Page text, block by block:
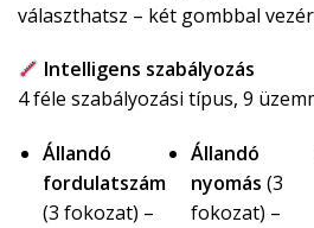
választhatsz – két gombbal
Intelligens szabályozás
4 féle szabályozási típus, 9
Állandó
fordulatszám
(3 fokozat) –
Állandó
nyomás (3
fokozat) –